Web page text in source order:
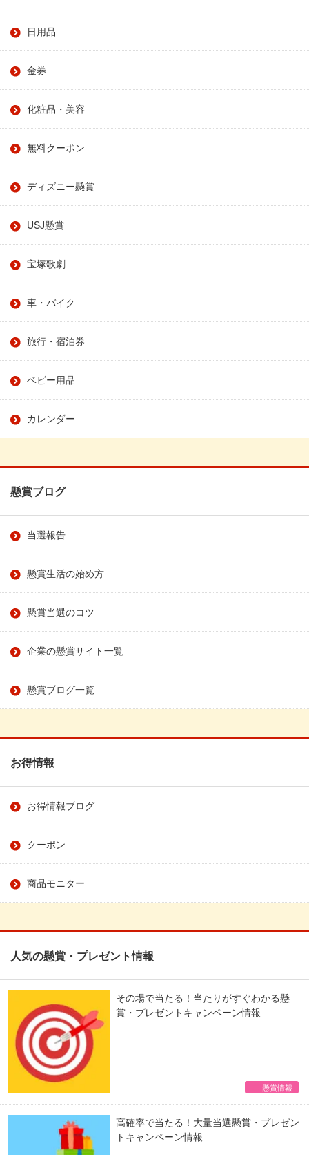
日用品
金券
化粧品・美容
無料クーポン
ディズニー懸賞
USJ懸賞
宝塚歌劇
車・バイク
旅行・宿泊券
ベビー用品
カレンダー
懸賞ブログ
当選報告
懸賞生活の始め方
懸賞当選のコツ
企業の懸賞サイト一覧
懸賞ブログ一覧
お得情報
お得情報ブログ
クーポン
商品モニター
人気の懸賞・プレゼント情報
その場で当たる！当たりがすぐわかる懸
賞・プレゼントキャンペーン情報
懸賞情報
高確率で当たる！大量当選懸賞・プレゼン
トキャンペーン情報